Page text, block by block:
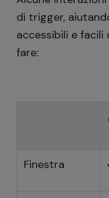
di trigger,
accessibili e facili
fare:
Finestra